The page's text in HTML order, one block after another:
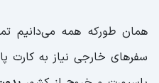
همان طورکه همه می‌دانیم
سفرهای خارجی نیاز به کارت